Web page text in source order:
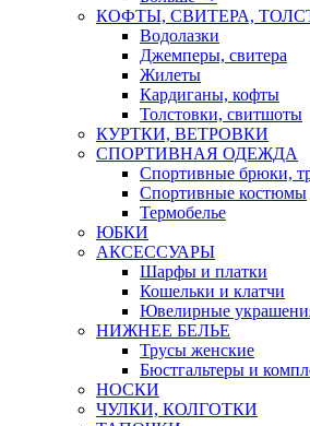
КОФТЫ, СВИТЕРА,
Водолазки
Джемперы, свитера
Жилеты
Кардиганы, кофты
Толстовки, свитшоты
КУРТКИ, ВЕТРОВКИ
СПОРТИВНАЯ ОДЕЖДА
Спортивные брюки,
Спортивные костюмы
Термобелье
ЮБКИ
AКСЕССУАРЫ
Шарфы и платки
Кошельки и клатчи
Ювелирные
НИЖНЕЕ БЕЛЬЕ
Трусы женские
Бюстгальтеры и
НОСКИ
ЧУЛКИ, КОЛГОТКИ